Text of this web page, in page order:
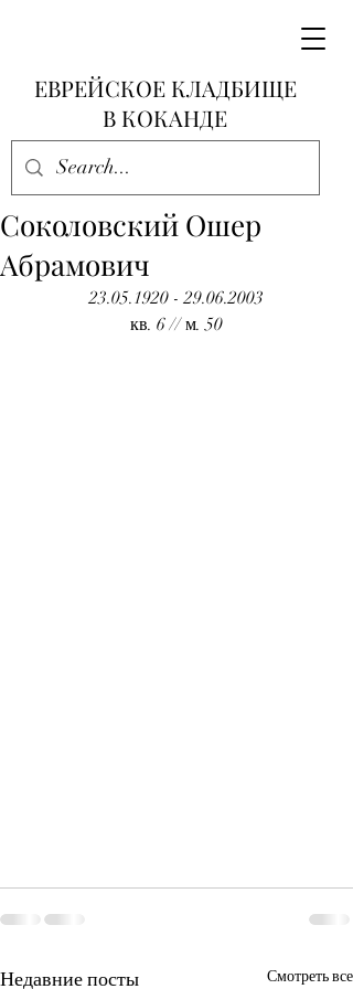
ЕВРЕЙСКОЕ КЛАДБИЩЕ
В КОКАНДЕ
Соколовский Ошер
Абрамович
23.05.1920 - 29.06.2003
кв. 6 // м. 50
Недавние посты Смотреть все